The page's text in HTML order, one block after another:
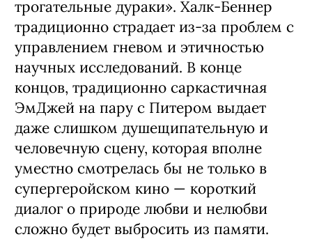
трогательные дураки». Халк-Беннер
традиционно страдает из-за проблем с
управлением гневом и этичностью
научных исследований. В конце
концов, традиционно саркастичная
ЭмДжей на пару с Питером выдает
даже слишком душещипательную и
человечную сцену, которая вполне
уместно смотрелась бы не только в
супергеройском кино — короткий
диалог о природе любви и нелюбви
сложно будет выбросить из памяти.